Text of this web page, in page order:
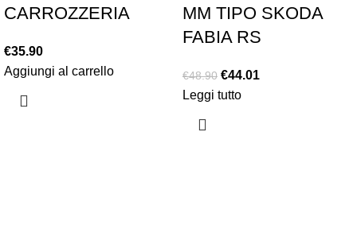
CARROZZERIA
€35.90
Aggiungi al carrello
MM TIPO SKODA
FABIA RS
€48.90 €44.01
Leggi tutto